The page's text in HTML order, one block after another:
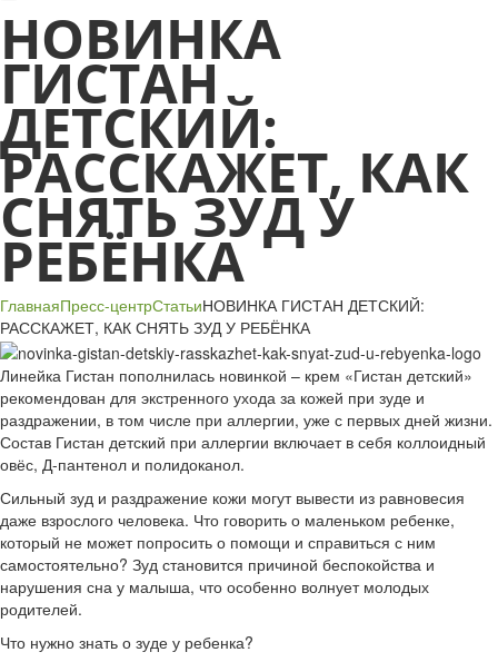
НОВИНКА
ГИСТАН
ДЕТСКИЙ:
РАССКАЖЕТ, КАК
СНЯТЬ ЗУД У
РЕБЁНКА
ГлавнаяПресс-центрСтатьиНОВИНКА ГИСТАН ДЕТСКИЙ:
РАССКАЖЕТ, КАК СНЯТЬ ЗУД У РЕБЁНКА
Линейка Гистан пополнилась новинкой – крем «Гистан детский»
рекомендован для экстренного ухода за кожей при зуде и
раздражении, в том числе при аллергии, уже с первых дней жизни.
Состав Гистан детский при аллергии включает в себя коллоидный
овёс, Д-пантенол и полидоканол.
Сильный зуд и раздражение кожи могут вывести из равновесия
даже взрослого человека. Что говорить о маленьком ребенке,
который не может попросить о помощи и справиться с ним
самостоятельно? Зуд становится причиной беспокойства и
нарушения сна у малыша, что особенно волнует молодых
родителей.
Что нужно знать о зуде у ребенка?